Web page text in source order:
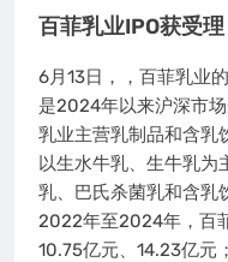
百菲乳业IPO获受理
6月13日，，百菲乳业
是2024年以来沪深市
乳业主营乳制品和含乳
以生水牛乳、生牛乳为
乳、巴氏杀菌乳和含乳
2022年至2024年，百
10.75亿元、14.23亿元